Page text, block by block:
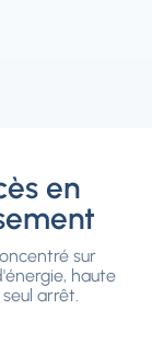
en
sur
haute
arrêt.